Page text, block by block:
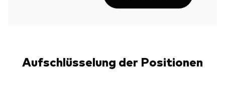
Aufschlüsselung der Positionen